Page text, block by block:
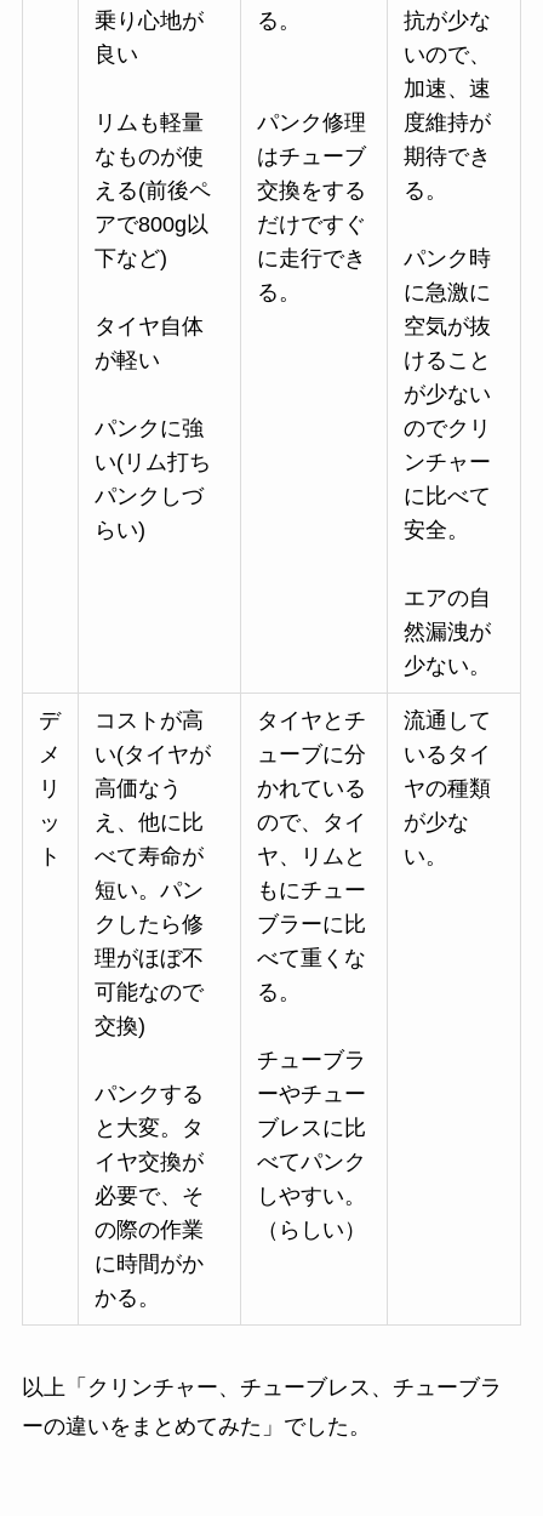
乗り心地が
良い
リムも軽量
なものが使
える(前後ペ
アで800g以
下など)
タイヤ自体
が軽い
パンクに強
い(リム打ち
パンクしづ
らい)
る。
パンク修理
はチューブ
交換をする
だけですぐ
に走行でき
る。
抗が少な
いので、
加速、速
度維持が
期待でき
る。
パンク時
に急激に
空気が抜
けること
が少ない
のでクリ
ンチャー
に比べて
安全。
エアの自
然漏洩が
少ない。
デ
メ
リ
ッ
ト
コストが高
い(タイヤが
高価なう
え、他に比
べて寿命が
短い。パン
クしたら修
理がほぼ不
可能なので
交換)
パンクする
と大変。タ
イヤ交換が
必要で、そ
の際の作業
に時間がか
かる。
タイヤとチ
ューブに分
かれている
ので、タイ
ヤ、リムと
もにチュー
ブラーに比
べて重くな
る。
チューブラ
ーやチュー
ブレスに比
べてパンク
しやすい。
（らしい）
流通して
いるタイ
ヤの種類
が少な
い。
以上「クリンチャー、チューブレス、チューブラ
ーの違いをまとめてみた」でした。